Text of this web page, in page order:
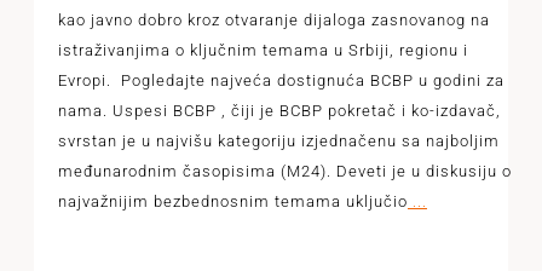
kao javno dobro kroz otvaranje dijaloga zasnovanog na
istraživanjima o ključnim temama u Srbiji, regionu i
Evropi. Pogledajte najveća dostignuća BCBP u godini za
nama. Uspesi BCBP , čiji je BCBP pokretač i ko-izdavač,
svrstan je u najvišu kategoriju izjednačenu sa najboljim
međunarodnim časopisima (M24). Deveti je u diskusiju o
najvažnijim bezbednosnim temama uključio ...